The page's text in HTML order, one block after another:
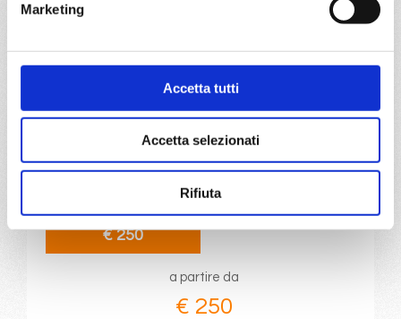
Marketing
Accetta tutti
Accetta selezionati
Rifiuta
Mediterraneo5 giorni
Savona, Barcellona, Marsiglia, Savona
04/11/2027
€ 250
a partire da
€ 250